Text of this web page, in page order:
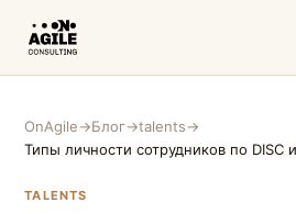
OnAgile→Блог→talents→
Типы личности сотрудников по DISC
TALENTS